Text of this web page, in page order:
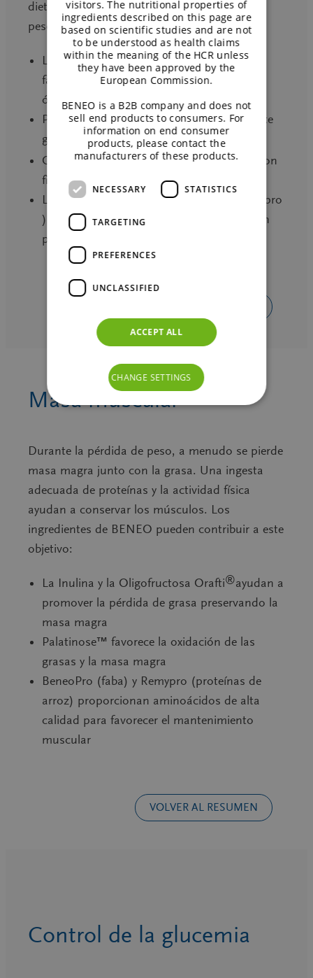
dieta durante los programas de pérdida de
peso:
La Inulina y la Oligofructosa Orafti®
favorecen la absorción del calcio y la salud
ósea
Palatinose™ proporciona energía constante
gracias a su perfil de bajo índice glucémico
Orafti
®β-Fit ayuda a enriquecer la dieta con
fibra integral y diversidad de fibras
Las proteínas vegetales (BeneoPro y Remypro
) favorecen el enriquecimiento proteico con
perfiles de aminoácidos de alta calidad
Masa muscular
Durante la pérdida de peso, a menudo se pierde
masa magra junto con la grasa. Una ingesta
adecuada de proteínas y la actividad física
ayudan a conservar los músculos. Los
ingredientes de BENEO pueden contribuir a este
objetivo:
La Inulina y la Oligofructosa Orafti®ayudan a
promover la pérdida de grasa preservando la
masa magra
Palatinose™ favorece la oxidación de las
grasas y la masa magra
BeneoPro (faba) y Remypro (proteínas de
arroz) proporcionan aminoácidos de alta
calidad para favorecer el mantenimiento
muscular
VOLVER AL RESUMEN
Control de la glucemia
visitors. The nutritional properties of
ingredients described on this page are
based on scientific studies and are not
to be understood as health claims
within the meaning of the HCR unless
they have been approved by the
European Commission.
BENEO is a B2B company and does not
sell end products to consumers. For
information on end consumer
products, please contact the
manufacturers of these products.
NECESSARY STATISTICS
TARGETING
PREFERENCES
UNCLASSIFIED
ACCEPT ALL
CHANGE SETTINGS